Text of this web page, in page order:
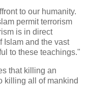
to our humanity.
permit terrorism
is in direct
Islam and the vast
to these teachings."
that killing an
killing all of mankind